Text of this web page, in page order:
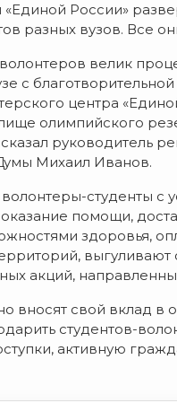
России»
разных вузов. Все
велик
с
центра
олимпийского
руководитель
Михаил Иванов.
студенты
помощи,
здоровья,
выгуливают
акций,
вносят свой вклад
студентов-
активную